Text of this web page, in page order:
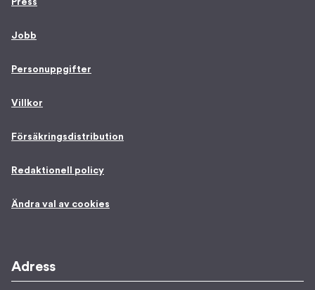
Press
Jobb
Personuppgifter
Villkor
Försäkringsdistribution
Redaktionell policy
Ändra val av cookies
Adress